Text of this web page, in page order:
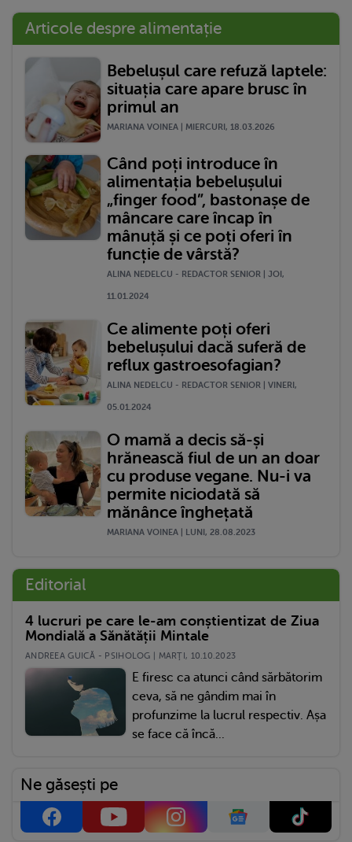
Articole despre alimentație
Bebelușul care refuză laptele:
situația care apare brusc în
primul an
MARIANA VOINEA | MIERCURI, 18.03.2026
Când poți introduce în
alimentația bebelușului
„finger food”, bastonașe de
mâncare care încap în
mânuță și ce poți oferi în
funcție de vârstă?
ALINA NEDELCU - REDACTOR SENIOR | JOI,
11.01.2024
Ce alimente poți oferi
bebelușului dacă suferă de
reflux gastroesofagian?
ALINA NEDELCU - REDACTOR SENIOR | VINERI,
05.01.2024
O mamă a decis să-și
hrănească fiul de un an doar
cu produse vegane. Nu-i va
permite niciodată să
mănânce înghețată
MARIANA VOINEA | LUNI, 28.08.2023
Editorial
4 lucruri pe care le-am conștientizat de Ziua
Mondială a Sănătății Mintale
ANDREEA GUICĂ - PSIHOLOG | MARŢI, 10.10.2023
E firesc ca atunci când sărbătorim
ceva, să ne gândim mai în
profunzime la lucrul respectiv. Așa
se face că încă...
Ne găsești pe